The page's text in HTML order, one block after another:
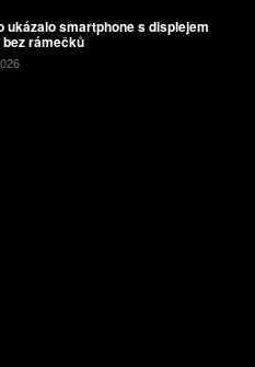
ukázalo smartphone s displejem
bez rámečků